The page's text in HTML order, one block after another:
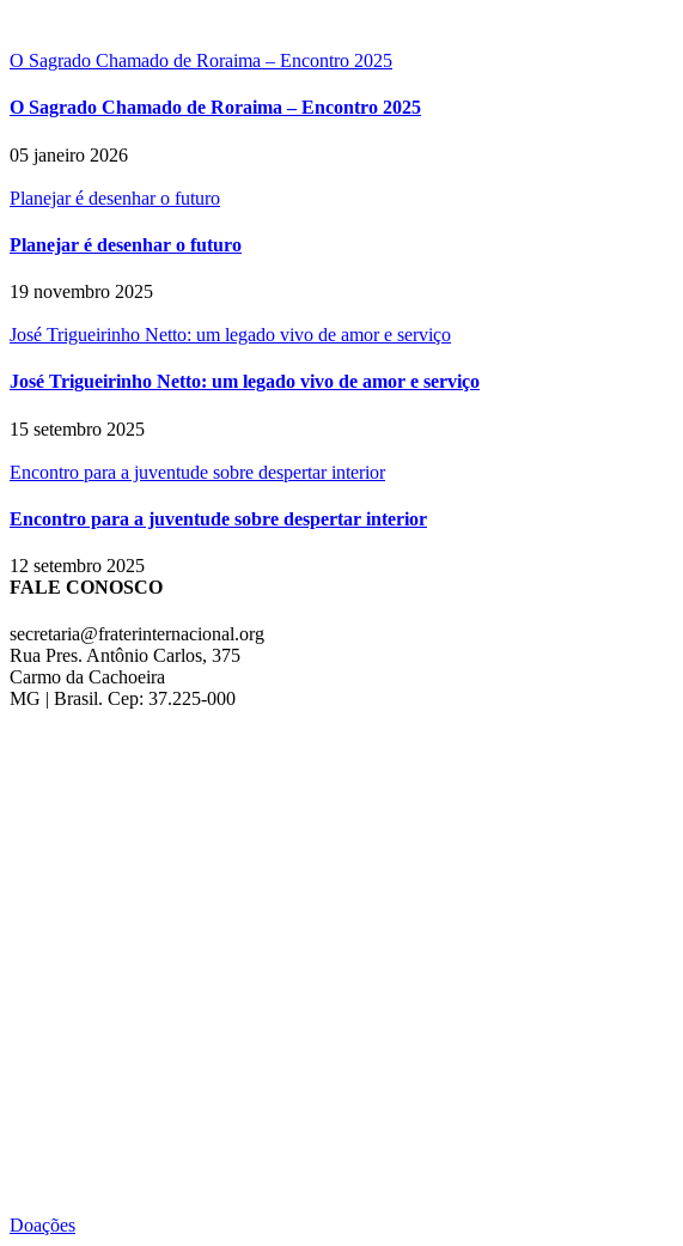
O Sagrado Chamado de Roraima – Encontro 2025
O Sagrado Chamado de Roraima – Encontro 2025
05 janeiro 2026
Planejar é desenhar o futuro
Planejar é desenhar o futuro
19 novembro 2025
José Trigueirinho Netto: um legado vivo de amor e serviço
José Trigueirinho Netto: um legado vivo de amor e serviço
15 setembro 2025
Encontro para a juventude sobre despertar interior
Encontro para a juventude sobre despertar interior
12 setembro 2025
FALE CONOSCO
secretaria@fraterinternacional.org
Rua Pres. Antônio Carlos, 375
Carmo da Cachoeira
MG | Brasil. Cep: 37.225-000
Doações